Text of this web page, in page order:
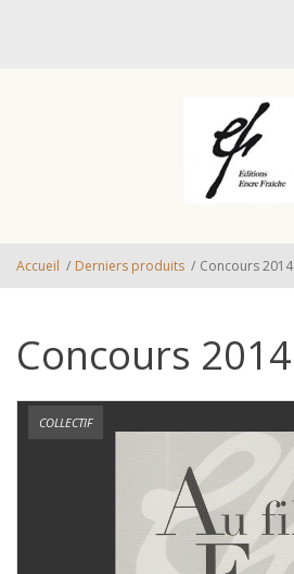
Accueil / Derniers produits / Concours 2014
Concours 2014
COLLECTIF